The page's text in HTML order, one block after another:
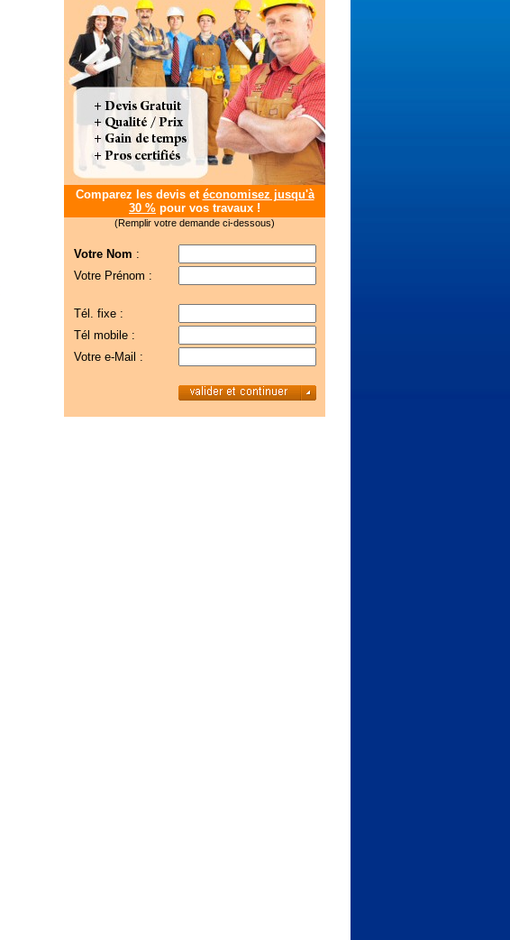
Comparez les devis et économisez jusqu'à
30 % pour vos travaux !
(Remplir votre demande ci-dessous)
Votre Nom :
Votre Prénom :
Tél. fixe :
Tél mobile :
Votre e-Mail :